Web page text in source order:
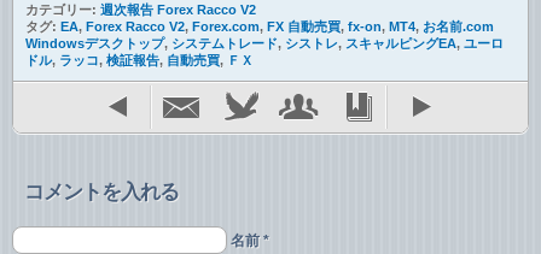
カテゴリー: 週次報告 Forex Racco V2
タグ: EA, Forex Racco V2, Forex.com, FX 自動売買, fx-on, MT4, お名前.com
Windowsデスクトップ, システムトレード, シストレ, スキャルピングEA, ユーロ
ドル, ラッコ, 検証報告, 自動売買, ＦＸ
コメントを入れる
名前 *